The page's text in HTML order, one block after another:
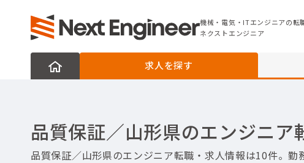
機械・電気・ITエンジニアの転職なら
機械・電気・ITエンジニアの転
ネクストエンジニア
求人を探す
品質保証／山形県のエンジニア
品質保証／山形県のエンジニア転職・求人情報は10件。